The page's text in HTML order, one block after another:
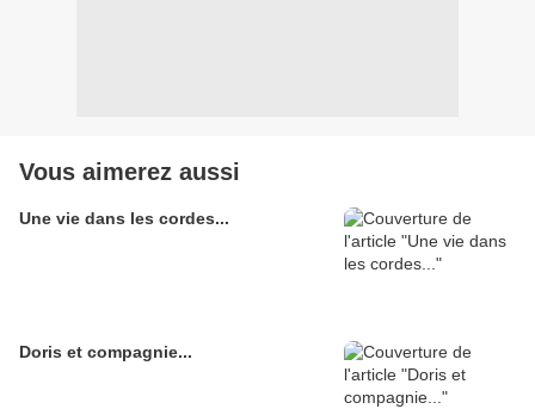
Vous aimerez aussi
Une vie dans les cordes...
Doris et compagnie...